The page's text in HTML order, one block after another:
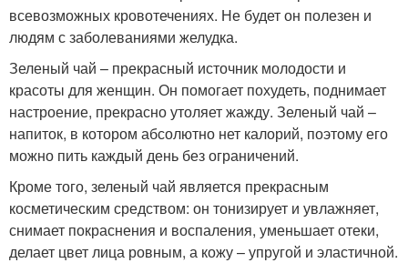
всевозможных кровотечениях. Не будет он полезен и
людям с заболеваниями желудка.
Зеленый чай – прекрасный источник молодости и
красоты для женщин. Он помогает похудеть, поднимает
настроение, прекрасно утоляет жажду. Зеленый чай –
напиток, в котором абсолютно нет калорий, поэтому его
можно пить каждый день без ограничений.
Кроме того, зеленый чай является прекрасным
косметическим средством: он тонизирует и увлажняет,
снимает покраснения и воспаления, уменьшает отеки,
делает цвет лица ровным, а кожу – упругой и эластичной.